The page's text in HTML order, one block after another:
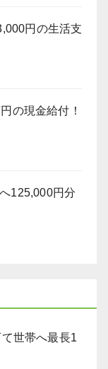
円の生活支
の現金給付！
125,000円分
て世帯へ最長1